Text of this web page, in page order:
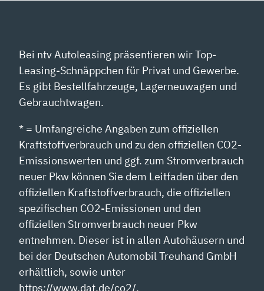
Bei ntv Autoleasing präsentieren wir Top-
Leasing-Schnäppchen für Privat und Gewerbe.
Es gibt Bestellfahrzeuge, Lagerneuwagen und
Gebrauchtwagen.
* = Umfangreiche Angaben zum offiziellen
Kraftstoffverbrauch und zu den offiziellen CO2-
Emissionswerten und ggf. zum Stromverbrauch
neuer Pkw können Sie dem Leitfaden über den
offiziellen Kraftstoffverbrauch, die offiziellen
spezifischen CO2-Emissionen und den
offiziellen Stromverbrauch neuer Pkw
entnehmen. Dieser ist in allen Autohäusern und
bei der Deutschen Automobil Treuhand GmbH
erhältlich, sowie unter
https://www.dat.de/co2/.